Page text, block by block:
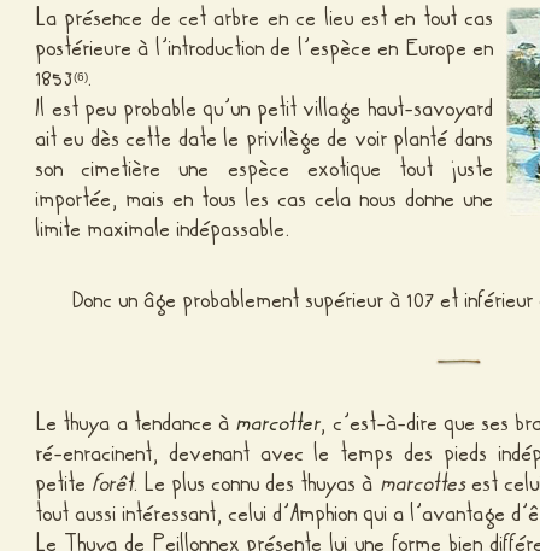
La présence de cet arbre en ce lieu est en tout cas
postérieure à l’introduction de l’espèce en Europe en
1853(6).
Il est peu probable qu’un petit village haut-savoyard
ait eu dès cette date le privilège de voir planté dans
son cimetière une espèce exotique tout juste
importée, mais en tous les cas cela nous donne une
limite maximale indépassable.
Donc un âge probablement supérieur à 107 et
Le thuya a tendance àmarcotter, c’est-à-dire que ses
ré-enracinent, devenant avec le temps des pieds
petiteforêt. Le plus connu des thuyas à marcottesest
tout aussi intéressant, celui d’Amphion qui a l’avantage
Le Thuya de Peillonnex présente lui une forme bien